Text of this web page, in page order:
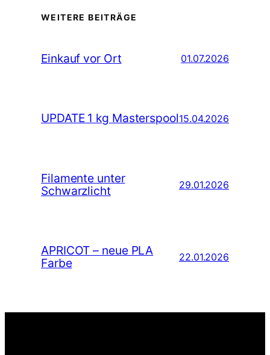
WEITERE BEITRÄGE
Einkauf vor Ort 01.07.2026
UPDATE 1 kg Masterspool15.04.2026
Filamente unter
Schwarzlicht
29.01.2026
APRICOT – neue PLA
Farbe
22.01.2026